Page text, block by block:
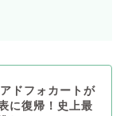
ドフォカートが
に復帰！史上最